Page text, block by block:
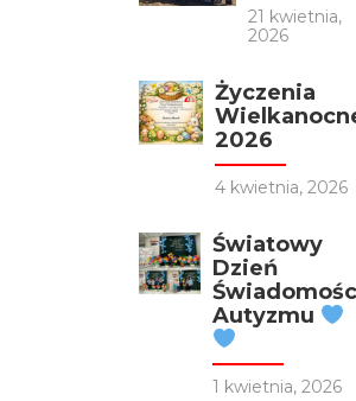
21 kwietnia,
2026
Życzenia
2026
4 kwietnia, 2026
Światowy
Dzień
Autyzmu
1 kwietnia, 2026